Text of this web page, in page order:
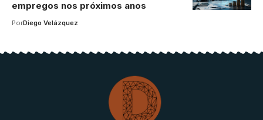
empregos nos próximos anos
PorDiego Velázquez